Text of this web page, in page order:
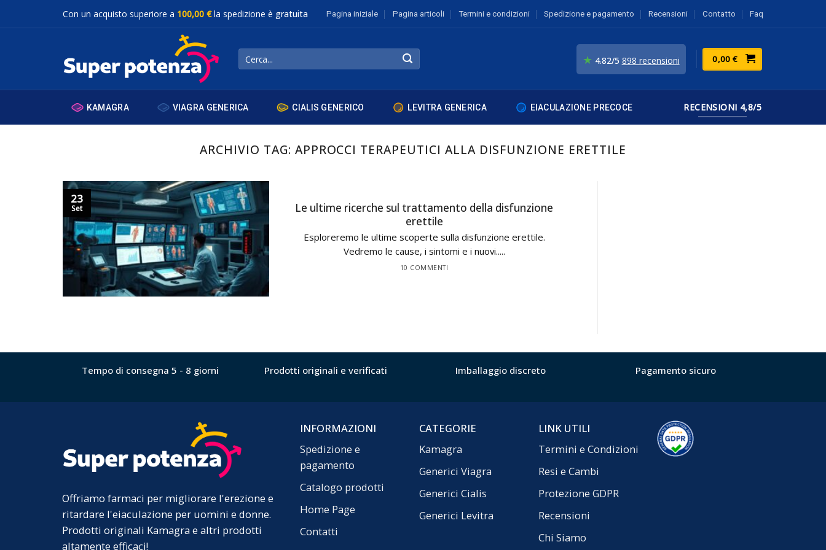
Con un acquisto superiore a 100,00 €la spedizione è gratuita Pagina iniziale Pagina articoli Termini e condizioni Spedizione e pagamento Recensioni Contatto Faq
Cerca: ★ 4.82/5 898 recensioni 0,00€
KAMAGRA VIAGRA GENERICA CIALIS GENERICO LEVITRA GENERICA EIACULAZIONE PRECOCE RECENSIONI 4,8/5
ARCHIVIO TAG: APPROCCI TERAPEUTICI ALLA DISFUNZIONE ERETTILE
Le ultime ricerche sul trattamento della disfunzione
erettile
Esploreremo le ultime scoperte sulla disfunzione erettile.
Vedremo le cause, i sintomi e i nuovi.....
10 COMMENTI
23
Set
Tempo di consegna 5 - 8 giorni Prodotti originali e verificati Imballaggio discreto Pagamento sicuro
Offriamo farmaci per migliorare l'erezione e
ritardare l'eiaculazione per uomini e donne.
Prodotti originali Kamagra e altri prodotti
altamente efficaci!
INFORMAZIONI
Spedizione e
pagamento
Catalogo prodotti
Home Page
Contatti
CATEGORIE
Kamagra
Generici Viagra
Generici Cialis
Generici Levitra
LINK UTILI
Termini e Condizioni
Resi e Cambi
Protezione GDPR
Recensioni
Chi Siamo